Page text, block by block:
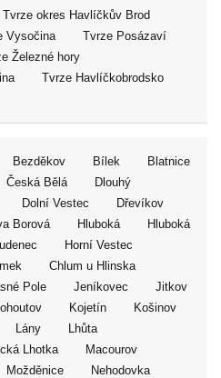
Tvrze okres Havlíčkův Brod
Vysočina
Tvrze Posázaví
Železné hory
Tvrze Havlíčkobrodsko
Bezděkov Bílek
Blatnice
Česká Bělá
Dlouhý
Dolní Vestec
Dřevíkov
Borová Hluboká
Hluboká
Horní Vestec
Chlum u Hlinska
Pole Jeníkovec
Jitkov
Kojetín
Košinov
Lány
Lhůta
Lhotka
Macourov
Možděnice
Nehodovka